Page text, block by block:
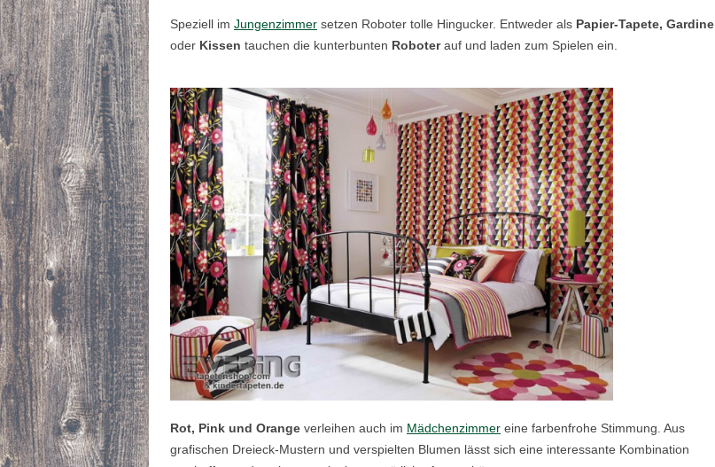
Speziell im Jungenzimmer setzen Roboter tolle Hingucker. Entweder als Papier-Tapete, Gardine
oder Kissen tauchen die kunterbunten Roboterauf und laden zum Spielen ein.
Rot, Pink und Orange verleihen auch im Mädchenzimmer eine farbenfrohe Stimmung. Aus
grafischen Dreieck-Mustern und verspielten Blumen lässt sich eine interessante Kombination